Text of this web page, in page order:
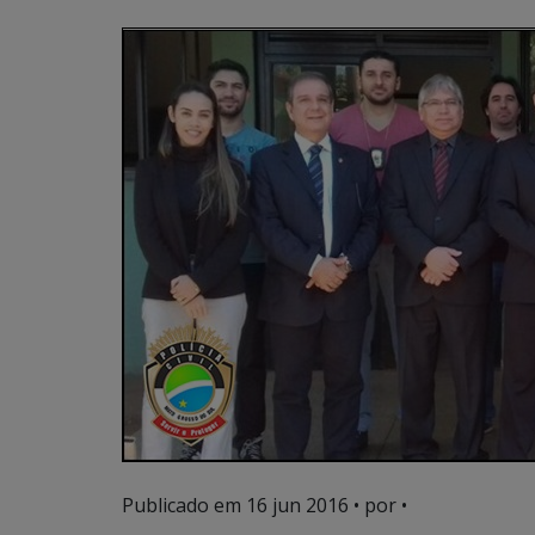
Publicado em 16 jun 2016 • por •